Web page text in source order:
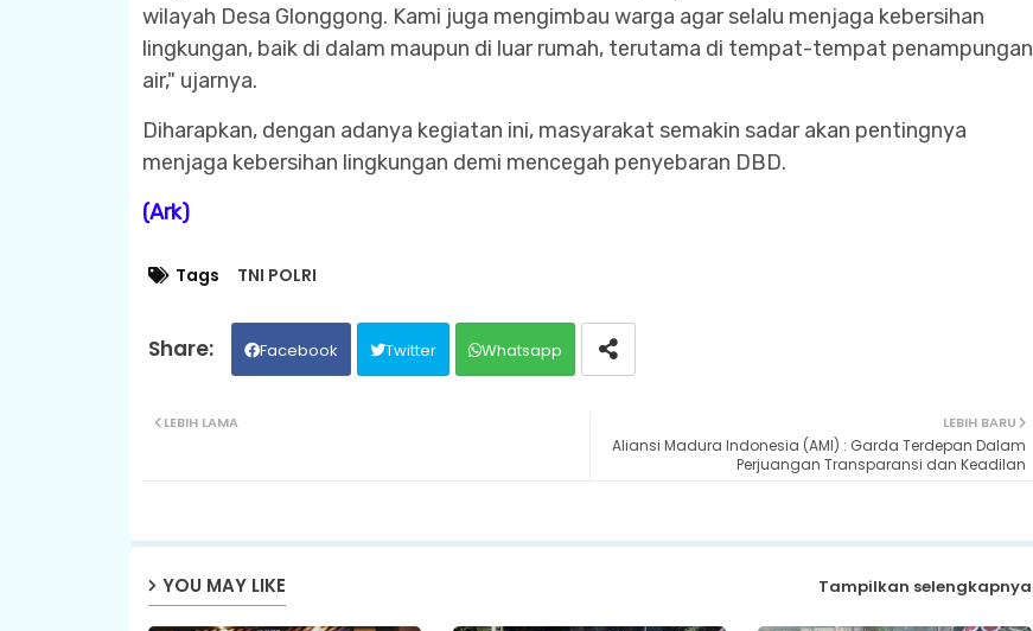
wilayah Desa Glonggong. Kami juga mengimbau warga agar selalu menjaga kebersihan
lingkungan, baik di dalam maupun di luar rumah, terutama di tempat-tempat penampungan
air," ujarnya.
Diharapkan, dengan adanya kegiatan ini, masyarakat semakin sadar akan pentingnya
menjaga kebersihan lingkungan demi mencegah penyebaran DBD.
(Ark)
Tags TNI POLRI
Facebook Twitter Whatsapp
LEBIH BARU
Aliansi Madura Indonesia (AMI) : Garda Terdepan Dalam
Perjuangan Transparansi dan Keadilan
LEBIH LAMA
YOU MAY LIKE Tampilkan selengkapnya